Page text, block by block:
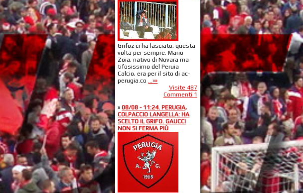
Grifoz ci ha lasciato, questa
volta per sempre. Mario
Zoia, nativo di Novara ma
tifosissimo del Peruia
Calcio, era per il sito di ac-
perugia.co
...»»
Visite 487
Commenti 1
»08/08 - 11:24. PERUGIA,
COLPACCIO LANGELLA: HA
SCELTO IL GRIFO. GAUCCI
NON SI FERMA PIÙ